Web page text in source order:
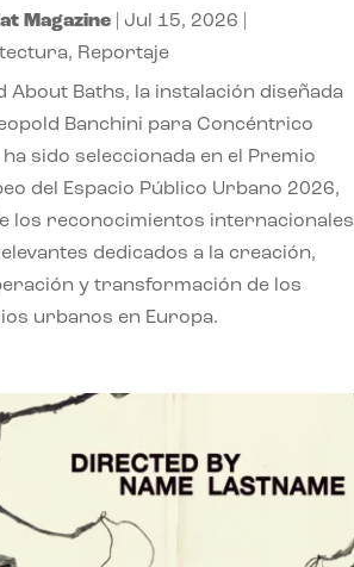
Magazine Jul 15, 2026
, Reportaje
About Baths, la instalación diseñada
Banchini para Concéntrico
ha sido seleccionada en el Premio
del Espacio Público Urbano 2026,
los reconocimientos internacionales
dedicados a la creación,
y transformación de los
urbanos en Europa.